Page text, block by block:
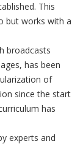
This
but works with a
broadcasts
has been
of
since the start
has
experts and